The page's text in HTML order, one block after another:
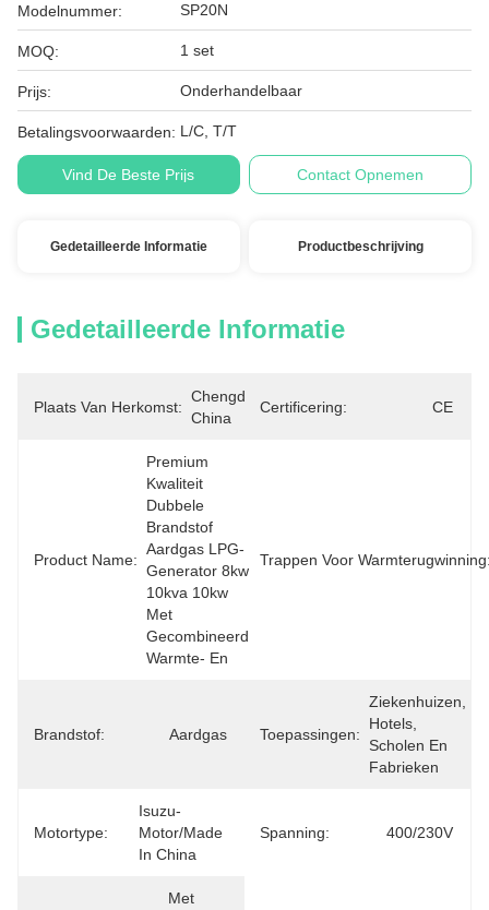
Modelnummer: SP20N
MOQ: 1 set
Prijs: Onderhandelbaar
Betalingsvoorwaarden: L/C, T/T
Vind De Beste Prijs Contact Opnemen
Gedetailleerde Informatie Productbeschrijving
Gedetailleerde Informatie
Plaats Van Herkomst:
Chengdu,
China
Certificering: CE
Product Name:
Premium
Kwaliteit
Dubbele
Brandstof
Aardgas LPG-
Generator 8kw
10kva 10kw
Met
Gecombineerd
Warmte- En
Trappen Voor
Brandstof: Aardgas Toepassingen:
Ziekenhuizen,
Hotels,
Scholen En
Fabrieken
Motortype:
Isuzu-
Motor/Made
In China
Spanning: 400/230V
Met